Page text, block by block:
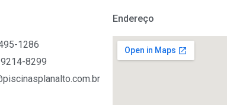
1286
8299
Endereço